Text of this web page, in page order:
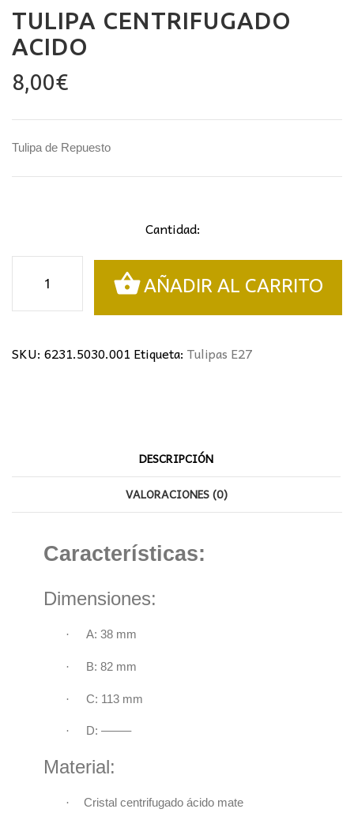
TULIPA CENTRIFUGADO
ACIDO
8,00€
Tulipa de Repuesto
Cantidad:
centrifugado
acido
AÑADIR AL CARRITO
SKU: 6231.5030.001 Etiqueta: Tulipas E27
DESCRIPCIÓN
VALORACIONES (0)
Características:
Dimensiones:
· A: 38 mm
· B: 82 mm
· C: 113 mm
· D: ——–
Material:
· Cristal centrifugado ácido mate